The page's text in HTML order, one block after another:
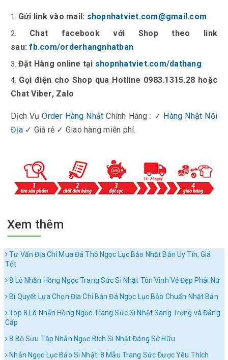
Gửi link vào mail: shopnhatviet.com@gmail.com
Chat facebook với Shop theo link
sau:fb.com/orderhangnhatban
Đặt Hàng online tại shopnhatviet.com/dathang
Gọi điện cho Shop qua Hotline 0983.1315.28 hoặc
Chat Viber, Zalo
Dịch VụOrder Hàng Nhật Chính Hãng : ✓ Hàng Nhật Nội
Địa✓ Giá rẻ ✓ Giao hàng miễn phí.
Xem thêm
Tư Vấn Địa Chỉ Mua Đá Thô Ngọc Lục Bảo Nhật Bản Uy Tín, Giá
Tốt
8 Lô Nhẫn Hồng Ngọc Trang Sức Si Nhật Tôn Vinh Vẻ Đẹp Phái Nữ
Bí Quyết Lựa Chọn Địa Chỉ Bán Đá Ngọc Lục Bảo Chuẩn Nhật Bản
Top 8 Lô Nhẫn Hồng Ngọc Trang Sức Si Nhật Sang Trọng và Đẳng
Cấp
8 Bộ Sưu Tập Nhẫn Ngọc Bích Si Nhật Đáng Sở Hữu
Nhẫn Ngọc Lục Bảo Si Nhật: 8 Mẫu Trang Sức Được Yêu Thích